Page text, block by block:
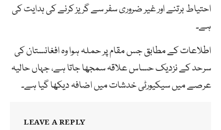
احتیاط برتنے اور غیر ضروری سفر سے گریز کرنے کی ہدایت کی
ہے۔
اطلاعات کے مطابق جس مقام پر حملہ ہوا وہ افغانستان کی
سرحد کے نزدیک حساس علاقہ سمجھا جاتا ہے، جہاں حالیہ
عرصے میں سیکیورٹی خدشات میں اضافہ دیکھا گیا ہے۔
LEAVE A REPLY